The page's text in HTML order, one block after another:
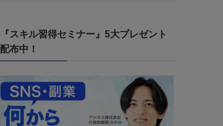
『スキル習得セミナー』5大プレゼント
配布中！